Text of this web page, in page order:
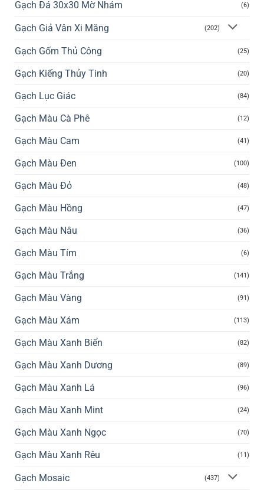
Gạch Đá 30x30 Mờ Nhám (6)
Gạch Giả Vân Xi Măng (202)
Gạch Gốm Thủ Công (25)
Gạch Kiếng Thủy Tinh (20)
Gạch Lục Giác (84)
Gạch Màu Cà Phê (12)
Gạch Màu Cam (41)
Gạch Màu Đen (100)
Gạch Màu Đỏ (48)
Gạch Màu Hồng (47)
Gạch Màu Nâu (36)
Gạch Màu Tím (6)
Gạch Màu Trắng (141)
Gạch Màu Vàng (91)
Gạch Màu Xám (113)
Gạch Màu Xanh Biển (82)
Gạch Màu Xanh Dương (89)
Gạch Màu Xanh Lá (96)
Gạch Màu Xanh Mint (24)
Gạch Màu Xanh Ngọc (70)
Gạch Màu Xanh Rêu (11)
Gạch Mosaic (437)